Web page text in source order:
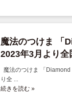
魔法のつけま 「
2023年3月より
魔法のつけま 「
り全 ...
続きを読む »